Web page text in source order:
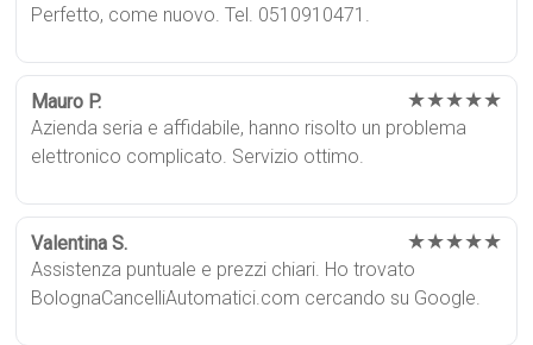
Perfetto, come nuovo. Tel. 0510910471.
Mauro P. ★★★★★
Azienda seria e affidabile, hanno risolto un problema
elettronico complicato. Servizio ottimo.
Valentina S. ★★★★★
Assistenza puntuale e prezzi chiari. Ho trovato
BolognaCancelliAutomatici.com cercando su Google.